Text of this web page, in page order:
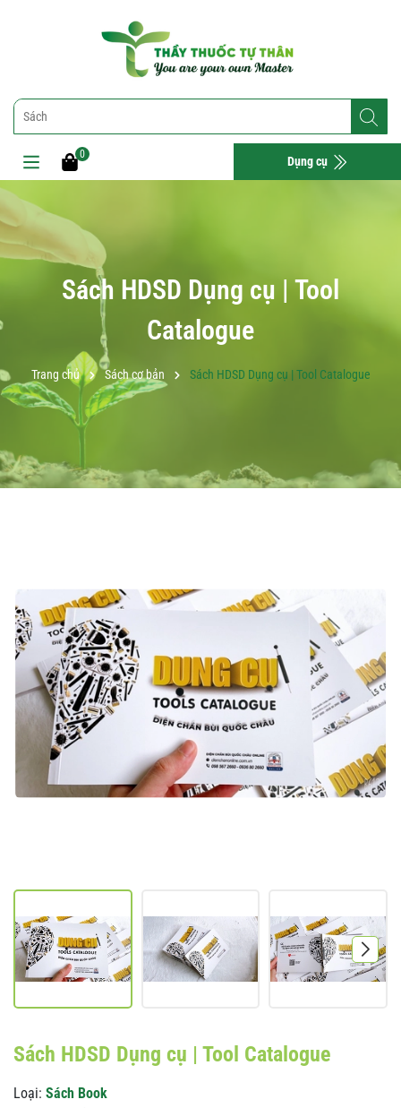
0 Dụng cụ
Sách HDSD Dụng cụ | Tool
Catalogue
Trang chủ Sách cơ bản Sách HDSD Dụng cụ | Tool Catalogue
Sách HDSD Dụng cụ | Tool Catalogue
Loại: Sách Book